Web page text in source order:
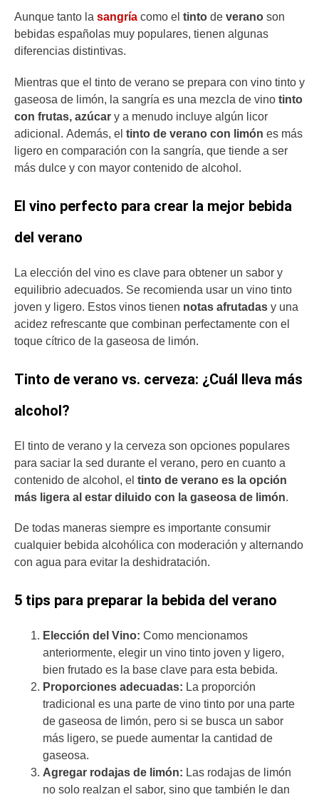
Aunque tanto la sangría como el tinto de verano son
bebidas españolas muy populares, tienen algunas
diferencias distintivas.
Mientras que el tinto de verano se prepara con vino tinto y
gaseosa de limón, la sangría es una mezcla de vino tinto
con frutas, azúcar y a menudo incluye algún licor
adicional. Además, el tinto de verano con limón es más
ligero en comparación con la sangría, que tiende a ser
más dulce y con mayor contenido de alcohol.
El vino perfecto para crear la mejor bebida
del verano
La elección del vino es clave para obtener un sabor y
equilibrio adecuados. Se recomienda usar un vino tinto
joven y ligero. Estos vinos tienen notas afrutadas y una
acidez refrescante que combinan perfectamente con el
toque cítrico de la gaseosa de limón.
Tinto de verano vs. cerveza: ¿Cuál lleva más
alcohol?
El tinto de verano y la cerveza son opciones populares
para saciar la sed durante el verano, pero en cuanto a
contenido de alcohol, el tinto de verano es la opción
más ligera al estar diluido con la gaseosa de limón.
De todas maneras siempre es importante consumir
cualquier bebida alcohólica con moderación y alternando
con agua para evitar la deshidratación.
5 tips para preparar la bebida del verano
Elección del Vino: Como mencionamos
anteriormente, elegir un vino tinto joven y ligero,
bien frutado es la base clave para esta bebida.
Proporciones adecuadas: La proporción
tradicional es una parte de vino tinto por una parte
de gaseosa de limón, pero si se busca un sabor
más ligero, se puede aumentar la cantidad de
gaseosa.
Agregar rodajas de limón: Las rodajas de limón
no solo realzan el sabor, sino que también le dan